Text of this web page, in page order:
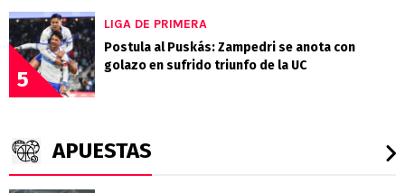
5
LIGA DE PRIMERA
Postula al Puskás: Zampedri se anota con
golazo en sufrido triunfo de la UC
APUESTAS